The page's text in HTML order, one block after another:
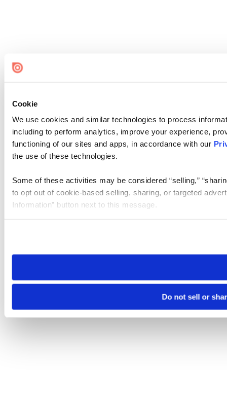
Cookie
We use cookies and similar technologies to process
including to perform analytics, improve your experience,
functioning of our sites and apps, in accordance with our
the use of these technologies.
Some of these activities may be considered “selling,”
to opt out of cookie-based selling, sharing, or targeted
Information” button next to this message.
need to be set again.
Do not sell or